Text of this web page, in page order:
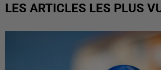
LES ARTICLES LES PLUS